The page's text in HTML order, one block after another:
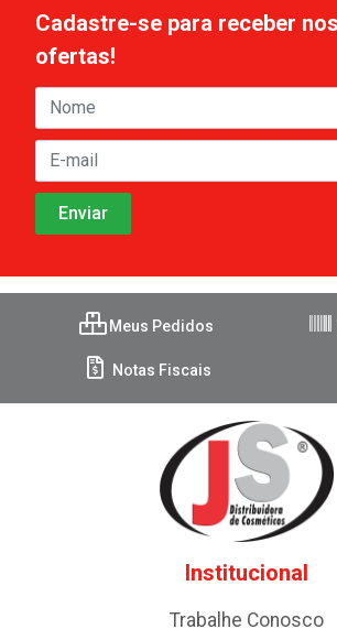
Cadastre-se para receber
ofertas!
Meus Pedidos
Notas Fiscais
Institucional
Trabalhe Conosco